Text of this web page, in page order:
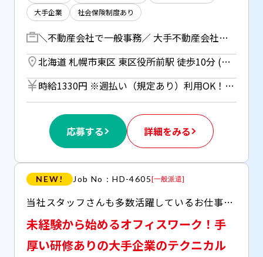
大手企業
社会保険制度あり
＼不動産会社で一般事務／ 大手不動産会社のグループ会社にて下記の業務をお任せします！ ・入居、退去手続き ・仲介会社との対応、業者の手配 ・書類作成、PCの入力業務 ・退去、解約の清算内容の入力 ・確認業務(電話、メール) など
北海道 札幌市東区 東区役所前駅 徒歩10分 (札幌市営東豊線) ／ 苗穂駅 徒歩10分 (函館本線)
時給1330円 ※週払い（規定あり）利用OK！（但し、週払い制度は初回2ヵ月間のみ、3ヵ月目以降は月払い制になります。利用についてはご本人様からお仕事紹介時に申請があった場合のみとなります。）
応募する 詳細をみる
NEW! Job No：HD-4605[一般派遣]
当社スタッフさんも多数活躍しているお仕事です！ 〇未経験から始める方が多数活躍中！ 〇スキルアップをしたい方にオススメ！ 〇休憩室にはWi-Fiやリクライニングシート完備 ○大通駅直結ビルで通勤ラクラク♪ ○残業はほとんどありません ○ビル内にカフェ、コンビニ、ATMがございます
未経験から始めるオフィスワーク！手
厚い研修ありの大手企業のテクニカル